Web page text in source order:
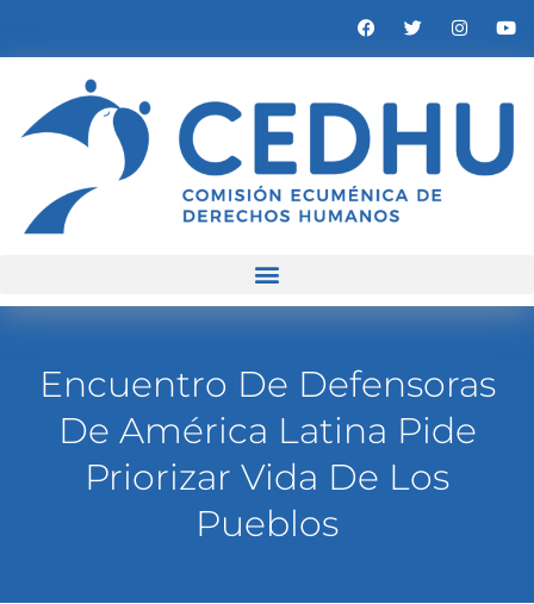
Encuentro De Defensoras
De América Latina Pide
Priorizar Vida De Los
Pueblos